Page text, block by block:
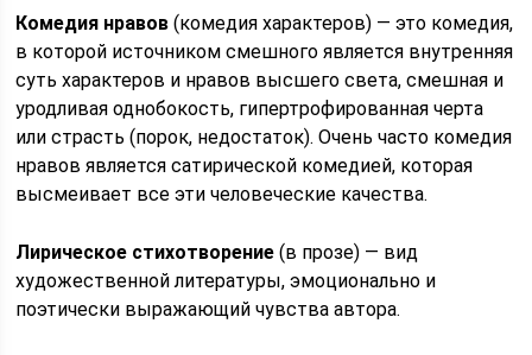
Комедия нравов (комедия характеров) — это комедия,
в которой источником смешного является внутренняя
суть характеров и нравов высшего света, смешная и
уродливая однобокость, гипертрофированная черта
или страсть (порок, недостаток). Очень часто комедия
нравов является сатирической комедией, которая
высмеивает все эти человеческие качества.
Лирическое стихотворение (в прозе) — вид
художественной литературы, эмоционально и
поэтически выражающий чувства автора.